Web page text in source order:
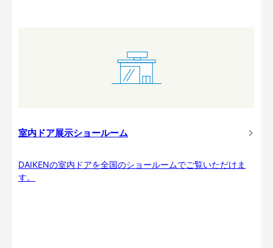
室内ドア展示ショールーム
DAIKENの室内ドアを全国のショールームでご覧いただけま
す。